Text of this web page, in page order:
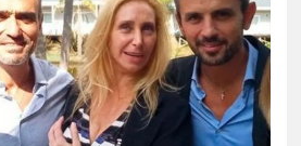
de la Agencia de Discapacidad está
junto a otras 5 personas. Para